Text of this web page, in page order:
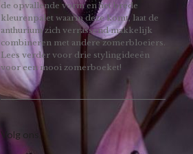
de opvallende vorm en het brede
kleurenpalet waarin deze komt, laat de
anthurium zich verrassend makkelijk
combineren met andere zomerbloeiers.
Lees verder voor drie stylingideeën
voor een mooi zomerboeket!
Volg ons